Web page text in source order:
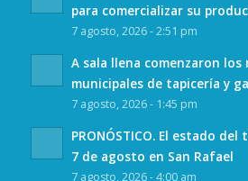
para comercializar su
7 agosto, 2026 - 2:51 pm
A sala llena comenzaron
municipales de tapicería y
7 agosto, 2026 - 1:45 pm
PRONÓSTICO. El estado
7 de agosto en San Rafael
7 agosto, 2026 - 4:00 am